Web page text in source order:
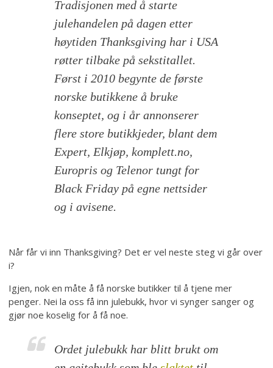
Tradisjonen med å starte
julehandelen på dagen etter
høytiden Thanksgiving har i USA
røtter tilbake på sekstitallet.
Først i 2010 begynte de første
norske butikkene å bruke
konseptet, og i år annonserer
flere store butikkjeder, blant dem
Expert, Elkjøp, komplett.no,
Europris og Telenor tungt for
Black Friday på egne nettsider
og i avisene.
Når får vi inn Thanksgiving? Det er vel neste steg vi går over
i?
Igjen, nok en måte å få norske butikker til å tjene mer
penger. Nei la oss få inn julebukk, hvor vi synger sanger og
gjør noe koselig for å få noe.
Ordet julebukk har blitt brukt om